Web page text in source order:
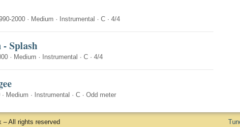
2000 · Medium · Instrumental · C · 4/4
Splash
· Medium · Instrumental · C · 4/4
· Medium · Instrumental · C · Odd meter
All rights reserved